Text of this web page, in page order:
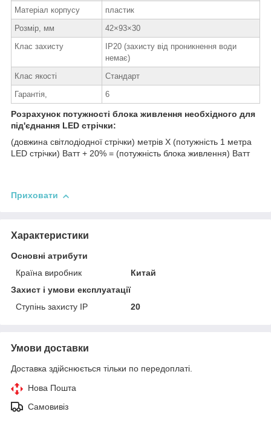
Матеріал корпусу
пластик
Розмір, мм
42×93×30
Клас захисту
IP20 (захисту від проникнення води
немає)
Клас якості
Стандарт
Гарантія,
6
Розрахунок потужності блока живлення необхідного для
під'єднання LED стрічки:
(довжина світлодіодної стрічки) метрів Х (потужність 1 метра
LED стрічки) Ватт + 20% = (потужність блока живлення) Ватт
Приховати
Характеристики
Основні атрибути
Країна виробник
Китай
Захист і умови експлуатації
Ступінь захисту IP
20
Умови доставки
Доставка здійснюється тільки по передоплаті.
Нова Пошта
Самовивіз